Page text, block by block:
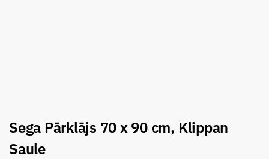
Sega Pārklājs 70 x 90 cm, Klippan
Saule